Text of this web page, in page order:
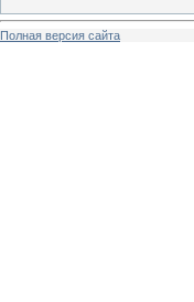
Полная версия сайта